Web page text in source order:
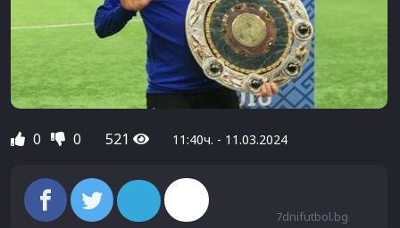
0 0 521 11:40ч. - 11.03.2024
7dnifutbol.bg